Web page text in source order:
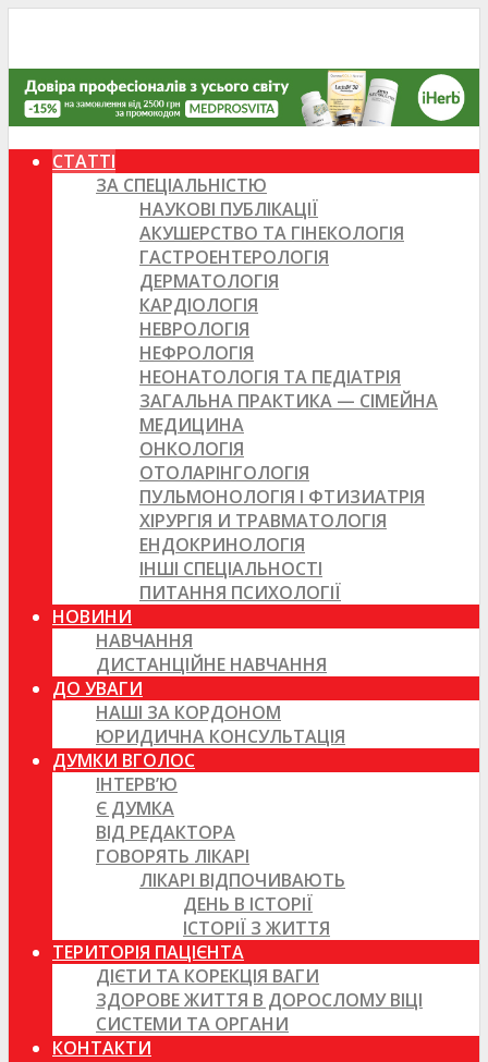
СТАТТІ
ЗА СПЕЦІАЛЬНІСТЮ
НАУКОВІ ПУБЛІКАЦІЇ
АКУШЕРСТВО ТА ГІНЕКОЛОГІЯ
ГАСТРОЕНТЕРОЛОГІЯ
ДЕРМАТОЛОГІЯ
КАРДІОЛОГІЯ
НЕВРОЛОГІЯ
НЕФРОЛОГІЯ
НЕОНАТОЛОГІЯ ТА ПЕДІАТРІЯ
ЗАГАЛЬНА ПРАКТИКА — СІМЕЙНА
МЕДИЦИНА
ОНКОЛОГІЯ
ОТОЛАРІНГОЛОГІЯ
ПУЛЬМОНОЛОГІЯ І ФТИЗИАТРІЯ
ХІРУРГІЯ И ТРАВМАТОЛОГІЯ
ЕНДОКРИНОЛОГІЯ
ІНШІ СПЕЦІАЛЬНОСТІ
ПИТАННЯ ПСИХОЛОГІЇ
НОВИНИ
НАВЧАННЯ
ДИСТАНЦІЙНЕ НАВЧАННЯ
ДО УВАГИ
НАШІ ЗА КОРДОНОМ
ЮРИДИЧНА КОНСУЛЬТАЦІЯ
ДУМКИ ВГОЛОС
ІНТЕРВ’Ю
Є ДУМКА
ВІД РЕДАКТОРА
ГОВОРЯТЬ ЛІКАРІ
ЛІКАРІ ВІДПОЧИВАЮТЬ
ДЕНЬ В ІСТОРІЇ
ІСТОРІЇ З ЖИТТЯ
ТЕРИТОРІЯ ПАЦІЄНТА
ДІЄТИ ТА КОРЕКЦІЯ ВАГИ
ЗДОРОВЕ ЖИТТЯ В ДОРОСЛОМУ ВІЦІ
СИСТЕМИ ТА ОРГАНИ
КОНТАКТИ